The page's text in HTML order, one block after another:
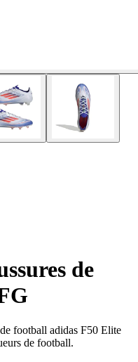
de
football adidas F50 Elite
de football.